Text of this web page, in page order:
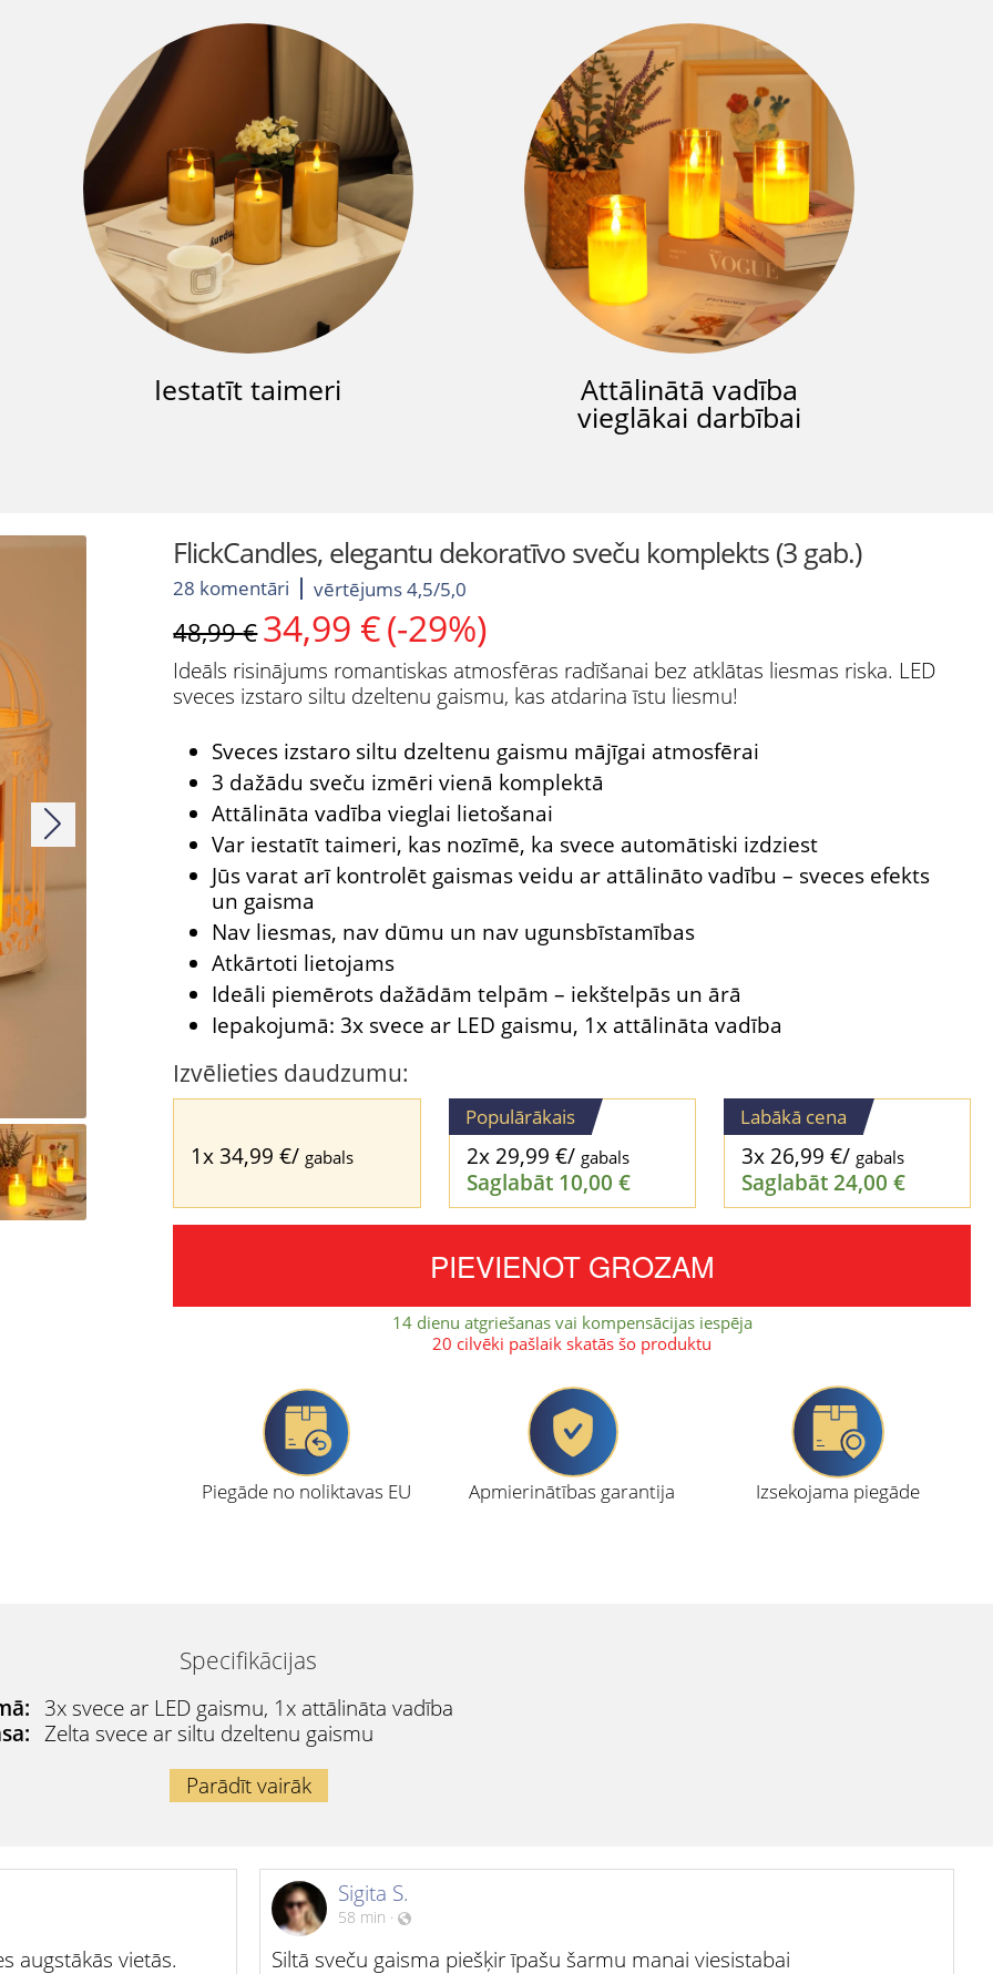
Iestatīt taimeri Attālinātā vadība
vieglākai darbībai
FlickCandles, elegantu dekoratīvo sveču komplekts (3 gab.)
28 komentāri vērtējums 4,5/5,0
48,99€ Original
price
was:
48,99 €.
34,99 € Current
price
is:
34,99 €.
(-29%)
Izvēlieties daudzumu:
1x34,99€/ gabals
Populārākais
2x 29,99 €/ gabals
Saglabāt 10,00 €
Labākā cena
3x 26,99 €/ gabals
Saglabāt24,00 €
PIEVIENOT GROZAM
14 dienu atgriešanas vai kompensācijas iespēja
20 cilvēki pašlaik skatās šo produktu
Ideāls risinājums romantiskas atmosfēras radīšanai bez atklātas liesmas riska. LED
sveces izstaro siltu dzeltenu gaismu, kas atdarina īstu liesmu!
Sveces izstaro siltu dzeltenu gaismu mājīgai atmosfērai
3 dažādu sveču izmēri vienā komplektā
Attālināta vadība vieglai lietošanai
Var iestatīt taimeri, kas nozīmē, ka svece automātiski izdziest
Jūs varat arī kontrolēt gaismas veidu ar attālināto vadību – sveces efekts
un gaisma
Nav liesmas, nav dūmu un nav ugunsbīstamības
Atkārtoti lietojams
Ideāli piemērots dažādām telpām – iekštelpās un ārā
Iepakojumā: 3x svece ar LED gaismu, 1x attālināta vadība
Piegāde no noliktavas EU Apmierinātības garantija Izsekojama piegāde
Specifikācijas
3x svece ar LED gaismu, 1x attālināta vadība
Zelta svece ar siltu dzeltenu gaismu
Parādīt vairāk
augstākās vietās.
Sigita S.
58 min ·
Siltā sveču gaisma piešķir īpašu šarmu manai viesistabai